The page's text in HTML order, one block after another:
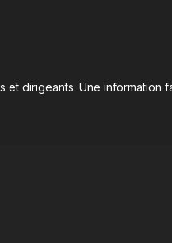
dirigeants. Une information